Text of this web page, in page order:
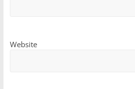
Website